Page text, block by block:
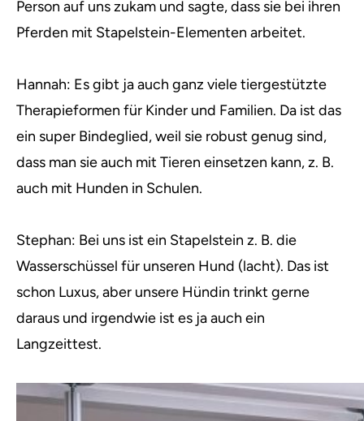
Person auf uns zukam und sagte, dass sie bei ihren
Pferden mit Stapelstein-Elementen arbeitet.
Hannah: Es gibt ja auch ganz viele tiergestützte
Therapieformen für Kinder und Familien. Da ist das
ein super Bindeglied, weil sie robust genug sind,
dass man sie auch mit Tieren einsetzen kann, z. B.
auch mit Hunden in Schulen.
Stephan: Bei uns ist ein Stapelstein z. B. die
Wasserschüssel für unseren Hund (lacht). Das ist
schon Luxus, aber unsere Hündin trinkt gerne
daraus und irgendwie ist es ja auch ein
Langzeittest.